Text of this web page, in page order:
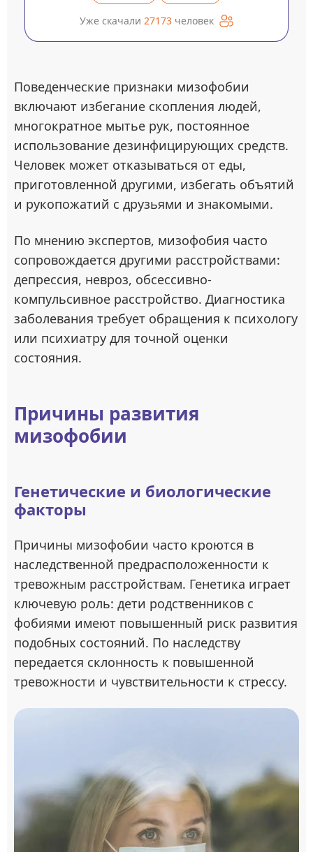
Уже скачали 27173 человек
Поведенческие признаки мизофобии
включают избегание скопления людей,
многократное мытье рук, постоянное
использование дезинфицирующих средств.
Человек может отказываться от еды,
приготовленной другими, избегать объятий
и рукопожатий с друзьями и знакомыми.
По мнению экспертов, мизофобия часто
сопровождается другими расстройствами:
депрессия, невроз, обсессивно-
компульсивное расстройство. Диагностика
заболевания требует обращения к психологу
или психиатру для точной оценки
состояния.
Причины развития
мизофобии
Генетические и биологические
факторы
Причины мизофобии часто кроются в
наследственной предрасположенности к
тревожным расстройствам. Генетика играет
ключевую роль: дети родственников с
фобиями имеют повышенный риск развития
подобных состояний. По наследству
передается склонность к повышенной
тревожности и чувствительности к стрессу.